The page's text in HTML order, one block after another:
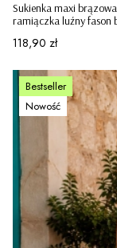
Sukienka maxi
ramiączka luźny fason
Cena
118,90 zł
Bestseller
Nowość